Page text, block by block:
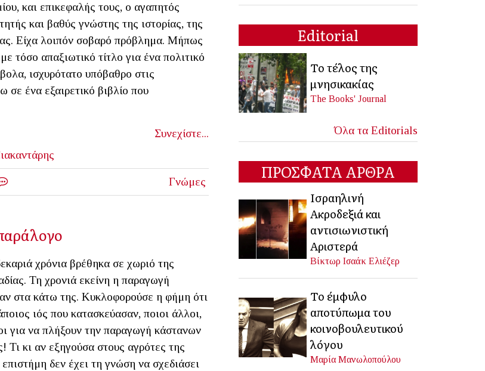
και επικεφαλής τους, ο αγαπητός
και βαθύς γνώστης της ιστορίας, της
Είχα λοιπόν σοβαρό πρόβλημα. Μήπως
απαξιωτικό τίτλο για ένα πολιτικό
ισχυρότατο υπόβαθρο στις
ένα εξαιρετικό βιβλίο που
Συνεχίστε...
Γνώμες
χρόνια βρέθηκα σε χωριό της
Τη χρονιά εκείνη η παραγωγή
στα κάτω της. Κυκλοφορούσε η φήμη ότι
ιός που κατασκεύασαν, ποιοι άλλοι,
για να πλήξουν την παραγωγή κάστανων
Τι κι αν εξηγούσα στους αγρότες της
δεν έχει τη γνώση να σχεδιάσει
Editorial
Το τέλος της
μνησικακίας
The Books' Journal
Όλα τα Editorials
ΠΡΟΣΦΑΤΑ ΑΡΘΡΑ
Ισραηλινή
Ακροδεξιά και
αντισιωνιστική
Αριστερά
Βίκτωρ Ισαάκ Ελιέζερ
Το έμφυλο
αποτύπωμα του
κοινοβουλευτικού
λόγου
Μαρία Μανωλοπούλου